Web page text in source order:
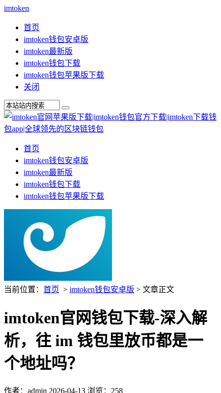
imtoken
首页
imtoken钱包安卓版
imtoken最新版
imtoken钱包下载
imtoken钱包苹果版下载
关闭
首页
imtoken钱包安卓版
imtoken最新版
imtoken钱包下载
imtoken钱包苹果版下载
当前位置： 首页 > imtoken钱包安卓版 > 文章正文
imtoken官网钱包下载-深入解
析，往 im 钱包里放币都是一
个地址吗？
作者：admin 2026-04-13 浏览：258